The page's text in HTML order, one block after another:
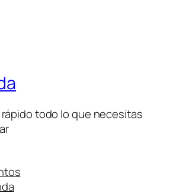
todo lo que necesitas